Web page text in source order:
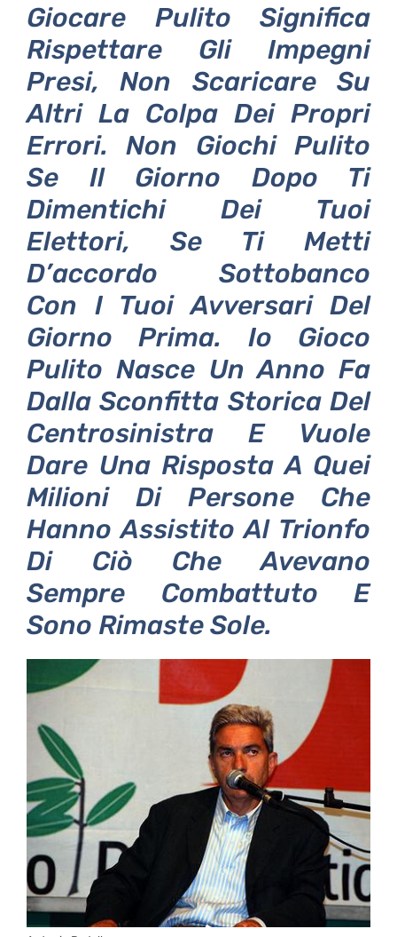
Giocare Pulito Significa
Rispettare Gli Impegni
Presi, Non Scaricare Su
Altri La Colpa Dei Propri
Errori. Non Giochi Pulito
Se Il Giorno Dopo Ti
Dimentichi Dei Tuoi
Elettori, Se Ti Metti
D’accordo Sottobanco
Con I Tuoi Avversari Del
Giorno Prima. Io Gioco
Pulito Nasce Un Anno Fa
Dalla Sconfitta Storica Del
Centrosinistra E Vuole
Dare Una Risposta A Quei
Milioni Di Persone Che
Hanno Assistito Al Trionfo
Di Ciò Che Avevano
Sempre Combattuto E
Sono Rimaste Sole.